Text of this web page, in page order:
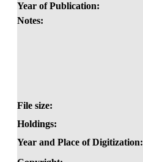
Year of Publication:
Notes:
File size:
Holdings:
Year and Place of Digitization: